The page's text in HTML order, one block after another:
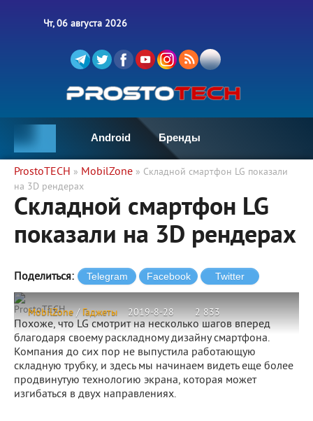
Чт, 06 августа 2026
Android Бренды
ProstoTECH » MobilZone » Складной смартфон LG показали
на 3D рендерах
Складной смартфон LG
показали на 3D рендерах
Поделиться:
MobilZone / Гаджеты 2019-8-28 2 833
ProstoTECH
Похоже, что LG смотрит на несколько шагов вперед
благодаря своему раскладному дизайну смартфона.
Компания до сих пор не выпустила работающую
складную трубку, и здесь мы начинаем видеть еще более
продвинутую технологию экрана, которая может
изгибаться в двух направлениях.